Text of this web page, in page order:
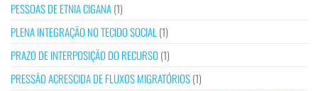
PESSOAS DE ETNIA CIGANA(1)
PLENA INTEGRAÇÃO NO TECIDO SOCIAL (1)
PRAZO DE INTERPOSIÇÃO DO RECURSO (1)
PRESSÃO ACRESCIDA DE FLUXOS MIGRATÓRIOS(1)